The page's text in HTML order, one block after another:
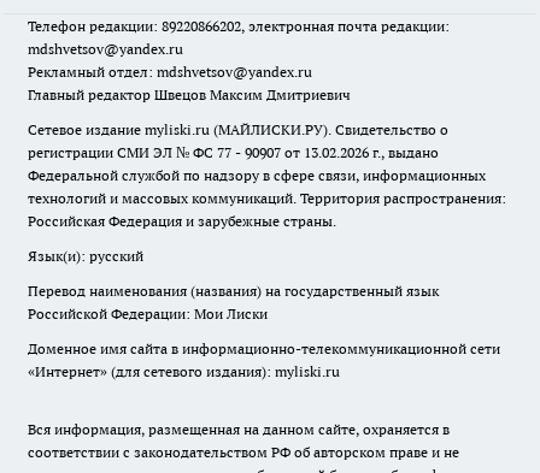
Телефон редакции: 89220866202, электронная почта редакции:
mdshvetsov@yandex.ru
Рекламный отдел: mdshvetsov@yandex.ru
Главный редактор Швецов Максим Дмитриевич
Сетевое издание myliski.ru (МАЙЛИСКИ.РУ). Свидетельство о
регистрации СМИ ЭЛ № ФС 77 - 90907 от 13.02.2026 г., выдано
Федеральной службой по надзору в сфере связи, информационных
технологий и массовых коммуникаций. Территория распространения:
Российская Федерация и зарубежные страны.
Язык(и): русский
Перевод наименования (названия) на государственный язык
Российской Федерации: Мои Лиски
Доменное имя сайта в информационно-телекоммуникационной сети
«Интернет» (для сетевого издания): myliski.ru
Вся информация, размещенная на данном сайте, охраняется в
соответствии с законодательством РФ об авторском праве и не